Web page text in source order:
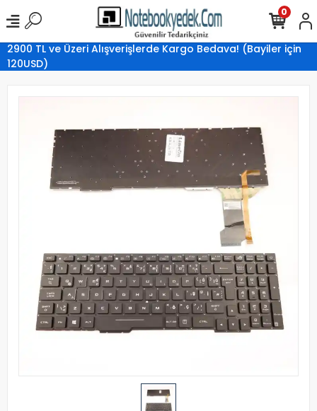
2900 TL ve Üzeri Alışverişlerde Kargo Bedava! (Bayiler için
120USD)
0